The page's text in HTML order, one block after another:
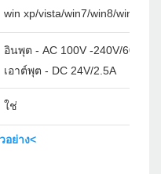
win xp/vista/win7/win8/win10/
อินพุต - AC 100V -240V/60Hz
เอาต์พุต - DC 24V/2.5A
ใช่
อย่าง<